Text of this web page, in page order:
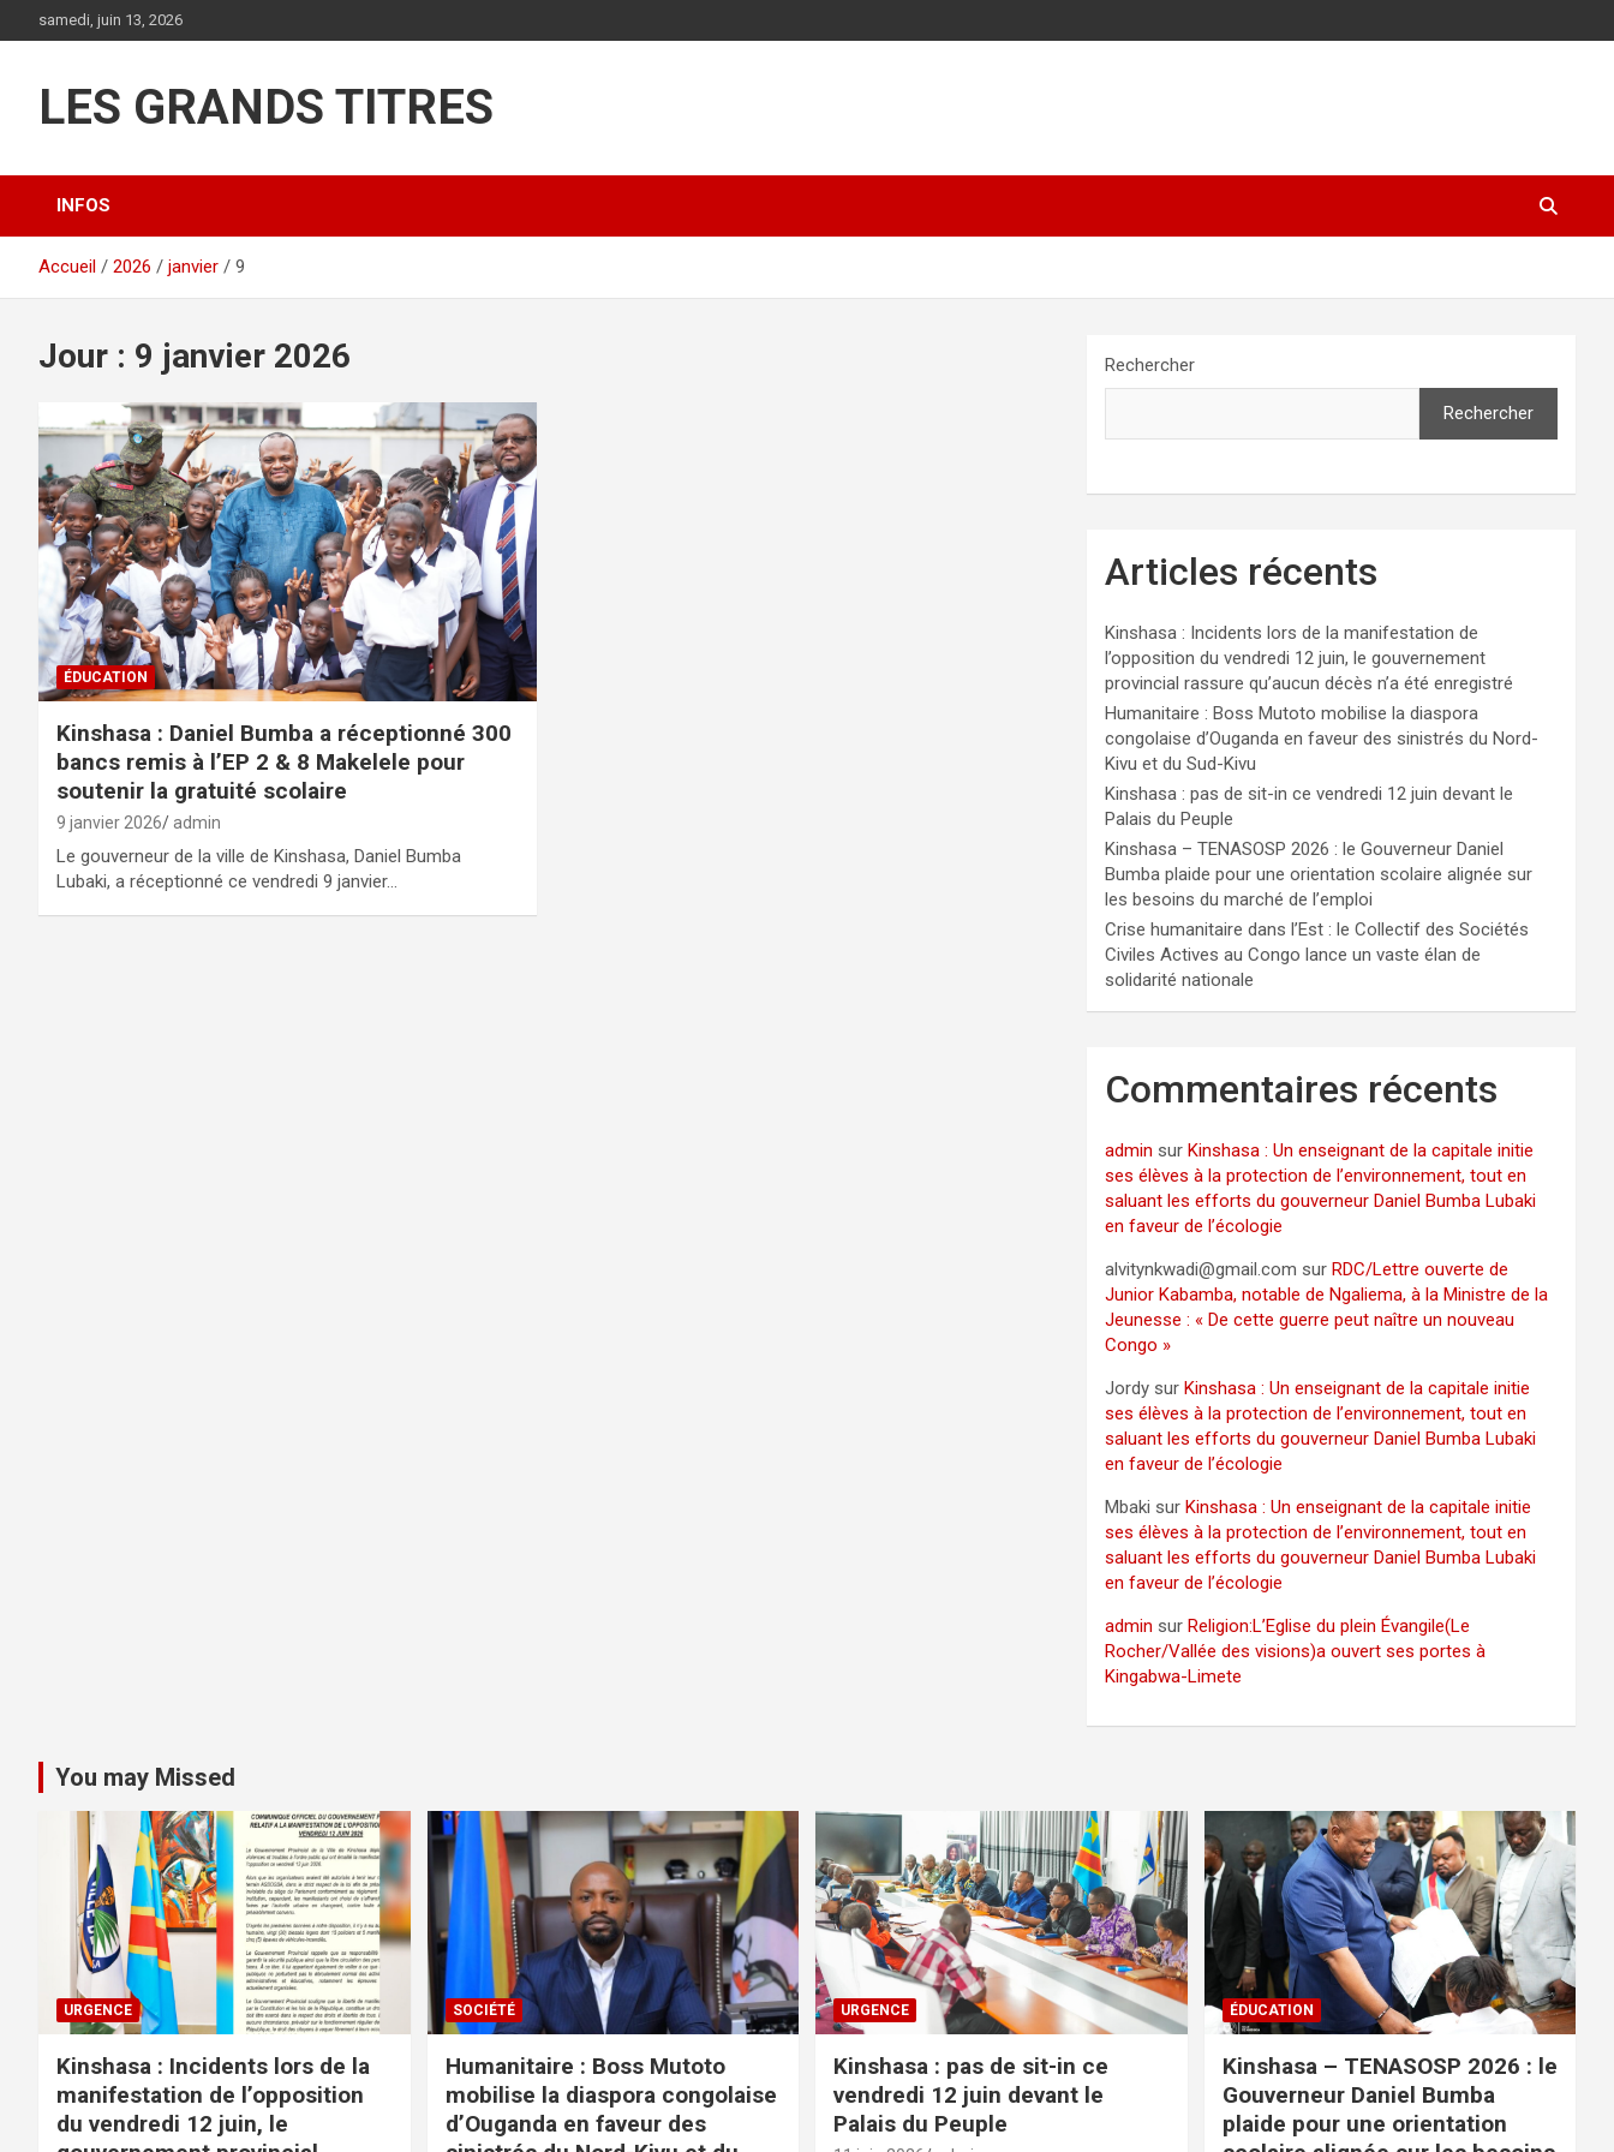
au
samedi, juin 13, 2026
LES GRANDS TITRES
INFOS
Accueil 2026 janvier 9
Jour : 9 janvier 2026
ÉDUCATION
Kinshasa : Daniel Bumba a réceptionné 300
bancs remis à l’EP 2 & 8 Makelele pour
soutenir la gratuité scolaire
9 janvier 2026 admin
Le gouverneur de la ville de Kinshasa, Daniel Bumba
Lubaki, a réceptionné ce vendredi 9 janvier…
Rechercher
Rechercher
Articles récents
Kinshasa : Incidents lors de la manifestation de
l’opposition du vendredi 12 juin, le gouvernement
provincial rassure qu’aucun décès n’a été enregistré
Humanitaire : Boss Mutoto mobilise la diaspora
congolaise d’Ouganda en faveur des sinistrés du Nord-
Kivu et du Sud-Kivu
Kinshasa : pas de sit-in ce vendredi 12 juin devant le
Palais du Peuple
Kinshasa – TENASOSP 2026 : le Gouverneur Daniel
Bumba plaide pour une orientation scolaire alignée sur
les besoins du marché de l’emploi
Crise humanitaire dans l’Est : le Collectif des Sociétés
Civiles Actives au Congo lance un vaste élan de
solidarité nationale
Commentaires récents
admin surKinshasa : Un enseignant de la capitale initie
ses élèves à la protection de l’environnement, tout en
saluant les efforts du gouverneur Daniel Bumba Lubaki
en faveur de l’écologie
alvitynkwadi@gmail.com surRDC/Lettre ouverte de
Junior Kabamba, notable de Ngaliema, à la Ministre de la
Jeunesse : « De cette guerre peut naître un nouveau
Congo »
Jordy surKinshasa : Un enseignant de la capitale initie
ses élèves à la protection de l’environnement, tout en
saluant les efforts du gouverneur Daniel Bumba Lubaki
en faveur de l’écologie
Mbaki surKinshasa : Un enseignant de la capitale initie
ses élèves à la protection de l’environnement, tout en
saluant les efforts du gouverneur Daniel Bumba Lubaki
en faveur de l’écologie
admin surReligion:L’Eglise du plein Évangile(Le
Rocher/Vallée des visions)a ouvert ses portes à
Kingabwa-Limete
You may Missed
URGENCE
Kinshasa : Incidents lors de la
manifestation de l’opposition
du vendredi 12 juin, le
SOCIÉTÉ
Humanitaire : Boss Mutoto
mobilise la diaspora congolaise
d’Ouganda en faveur des
URGENCE
Kinshasa : pas de sit-in ce
vendredi 12 juin devant le
Palais du Peuple
ÉDUCATION
Kinshasa – TENASOSP 2026 : le
Gouverneur Daniel Bumba
plaide pour une orientation